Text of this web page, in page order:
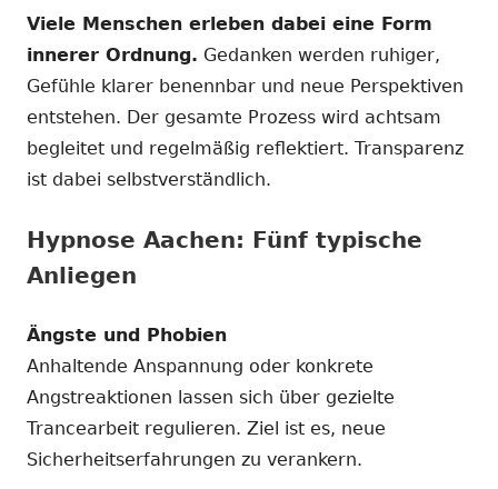
Viele Menschen erleben dabei eine Form
innerer Ordnung. Gedanken werden ruhiger,
Gefühle klarer benennbar und neue Perspektiven
entstehen. Der gesamte Prozess wird achtsam
begleitet und regelmäßig reflektiert. Transparenz
ist dabei selbstverständlich.
Hypnose Aachen: Fünf typische
Anliegen
Ängste und Phobien
Anhaltende Anspannung oder konkrete
Angstreaktionen lassen sich über gezielte
Trancearbeit regulieren. Ziel ist es, neue
Sicherheitserfahrungen zu verankern.